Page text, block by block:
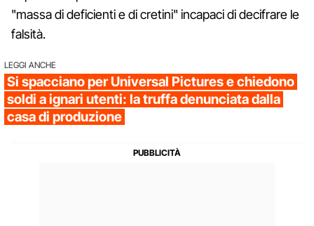
"massa di deficienti e di cretini" incapaci di decifrare le
falsità.
LEGGI ANCHE
Si spacciano per Universal Pictures e chiedono
soldi a ignari utenti: la truffa denunciata dalla
casa di produzione